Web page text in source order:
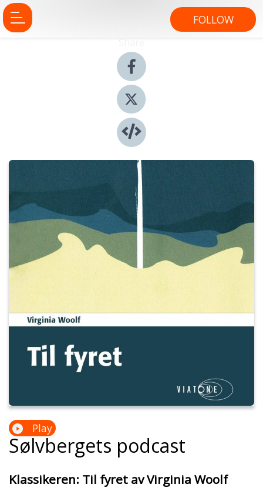
FOLLOW
Play
Sølvbergets podcast
Klassikeren: Til fyret av Virginia Woolf